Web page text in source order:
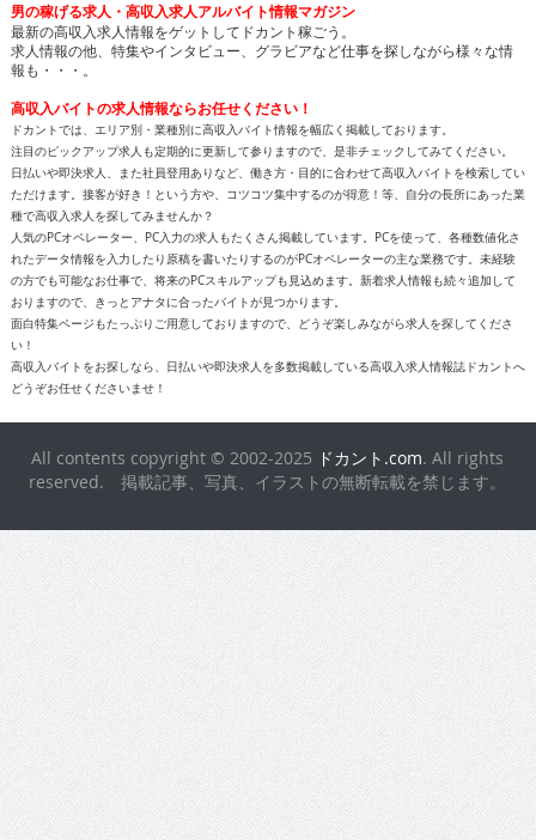
ドカントでは、エリア別・業種別に高収入バイト情報を幅広く掲載しております。
注目のピックアップ求人も定期的に更新して参りますので、是非チェックしてみてください。
日払いや即決求人、また社員登用ありなど、働き方・目的に合わせて高収入バイトを検索してい
ただけます。接客が好き！という方や、コツコツ集中するのが得意！等、自分の長所にあった業
人気のPCオペレーター、PC入力の求人もたくさん掲載しています。PCを使って、各種数値化さ
れたデータ情報を入力したり原稿を書いたりするのがPCオペレーターの主な業務です。未経験
の方でも可能なお仕事で、将来のPCスキルアップも見込めます。新着求人情報も続々追加して
おりますので、きっとアナタに合ったバイトが見つかります。
面白特集ページもたっぷりご用意しておりますので、どうぞ楽しみながら求人を探してくださ
い！
高収入バイトをお探しなら、日払いや即決求人を多数掲載している高収入求人情報誌ドカントへ
どうぞお任せくださいませ！
All contents copyright © 2002-2025 ドカント.com
. All rights
reserved. 掲載記事、写真、イラストの無断転載を禁じます。